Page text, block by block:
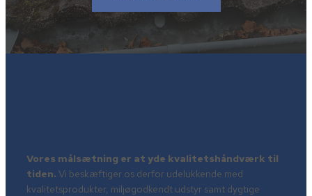
Vores målsætning er at yde kvalitetshåndværk til
tiden. Vi beskæftiger os derfor udelukkende med
kvalitetsprodukter, miljøgodkendt udstyr samt dygtige